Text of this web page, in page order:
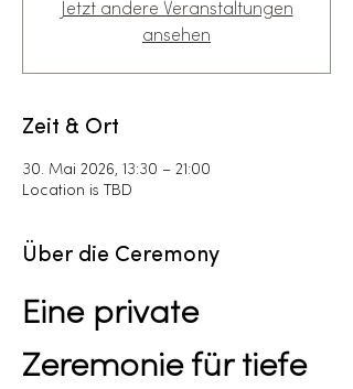
Jetzt andere Veranstaltungen
ansehen
Zeit & Ort
30. Mai 2026, 13:30 – 21:00
Location is TBD
Über die Ceremony
Eine private
Zeremonie für tiefe